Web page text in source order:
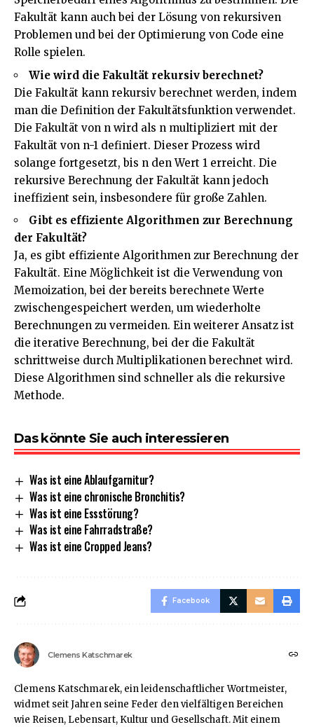
Fakultät kann auch bei der Lösung von rekursiven
Problemen und bei der Optimierung von Code eine
Rolle spielen.
Wie wird die Fakultät rekursiv berechnet?
Die Fakultät kann rekursiv berechnet werden, indem
man die Definition der Fakultätsfunktion verwendet.
Die Fakultät von n wird als n multipliziert mit der
Fakultät von n-1 definiert. Dieser Prozess wird
solange fortgesetzt, bis n den Wert 1 erreicht. Die
rekursive Berechnung der Fakultät kann jedoch
ineffizient sein, insbesondere für große Zahlen.
Gibt es effiziente Algorithmen zur Berechnung
der Fakultät?
Ja, es gibt effiziente Algorithmen zur Berechnung der
Fakultät. Eine Möglichkeit ist die Verwendung von
Memoization, bei der bereits berechnete Werte
zwischengespeichert werden, um wiederholte
Berechnungen zu vermeiden. Ein weiterer Ansatz ist
die iterative Berechnung, bei der die Fakultät
schrittweise durch Multiplikationen berechnet wird.
Diese Algorithmen sind schneller als die rekursive
Methode.
Das könnte Sie auch interessieren
Was ist eine Ablaufgarnitur?
Was ist eine chronische Bronchitis?
Was ist eine Essstörung?
Was ist eine Fahrradstraße?
Was ist eine Cropped Jeans?
Facebook
Clemens Katschmarek
Clemens Katschmarek, ein leidenschaftlicher Wortmeister,
widmet seit Jahren seine Feder den vielfältigen Bereichen
wie Reisen, Lebensart, Kultur und Gesellschaft. Mit einem